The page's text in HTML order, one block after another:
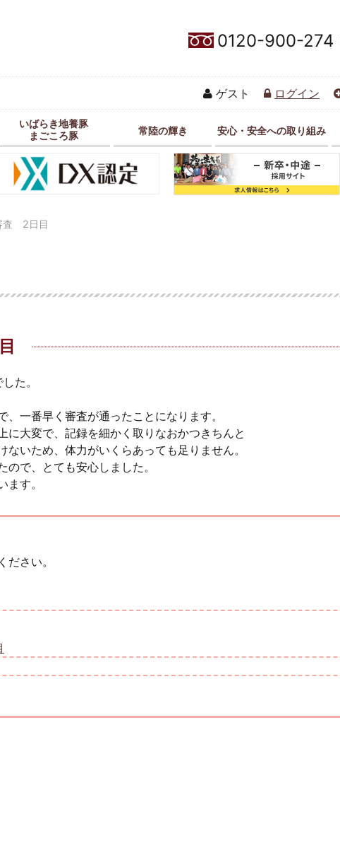
0120-900-274
ゲスト ログイン
いばらき地養豚
まごころ豚
常陸の輝き 安心・安全への取り組み
査 2日目
た。
一番早く審査が通ったことになります。
に大変で、記録を細かく取りなおかつきちんと
いため、体力がいくらあっても足りません。
で、とても安心しました。
す。
ださい。